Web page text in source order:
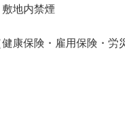
地内禁煙
康保険・雇用保険・労